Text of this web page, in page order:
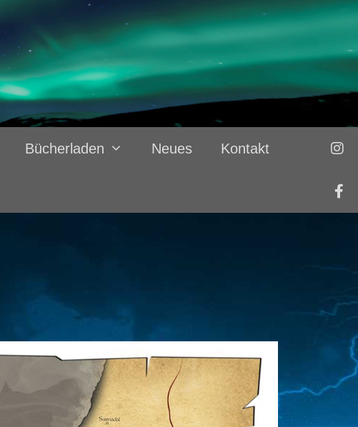
Bücherladen Neues Kontakt